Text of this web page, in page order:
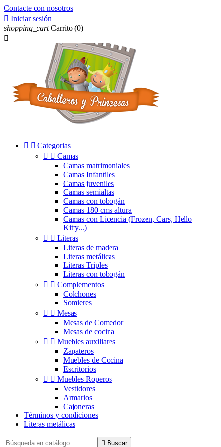
Contacte con nosotros
 Iniciar sesión
shopping_cart Carrito (0)

  Categorias
  Camas
Camas matrimoniales
Camas Infantiles
Camas juveniles
Camas semialtas
Camas con tobogán
Camas 180 cms altura
Camas con Licencia (Frozen, Cars, Hello
Kitty...)
  Literas
Literas de madera
Literas metálicas
Literas Triples
Literas con tobogán
  Complementos
Colchones
Somieres
  Mesas
Mesas de Comedor
Mesas de cocina
  Muebles auxiliares
Zapateros
Muebles de Cocina
Escritorios
  Muebles Roperos
Vestidores
Armarios
Cajoneras
Términos y condiciones
Literas metálicas
 Buscar